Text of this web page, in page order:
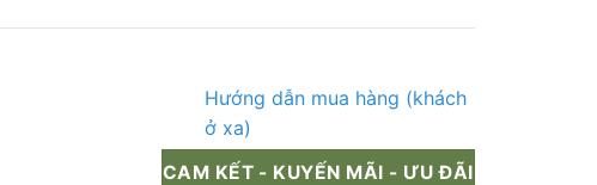
Hướng dẫn mua hàng (khách
ở xa)
CAM KẾT - KUYẾN MÃI - ƯU ĐÃI